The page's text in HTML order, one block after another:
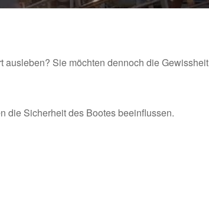
ausleben? Sie möchten dennoch die Gewissheit
die Sicherheit des Bootes beeinflussen.